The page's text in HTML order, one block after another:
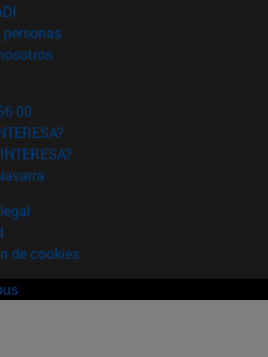
personas(abre en nueva ventana)
(abre en nueva ventana)
00
de cookies